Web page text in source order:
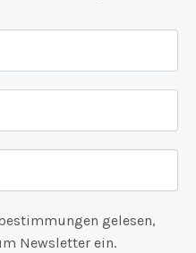
gelesen,
Newsletter ein.